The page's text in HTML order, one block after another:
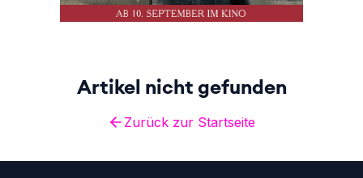
Artikel nicht gefunden
Zurück zur Startseite